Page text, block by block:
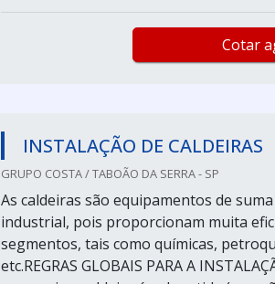
Cotar
INSTALAÇÃO DE CALDEIRAS
GRUPO COSTA / TABOÃO DA SERRA - SP
As caldeiras são equipamentos de
industrial, pois proporcionam muita
segmentos, tais como químicas,
etc.REGRAS GLOBAIS PARA A